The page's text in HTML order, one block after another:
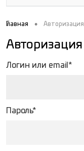
Главная • Авторизация
Авторизация
Логин или email*
Пароль*